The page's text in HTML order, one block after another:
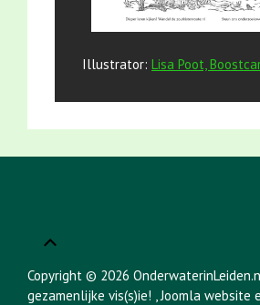
Illustrator: Lisa Poot,
Copyright © 2026
gezamenlijke vis(s)ie! , Joomla website